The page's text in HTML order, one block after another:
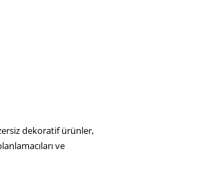
dekoratif ürünler,
ve